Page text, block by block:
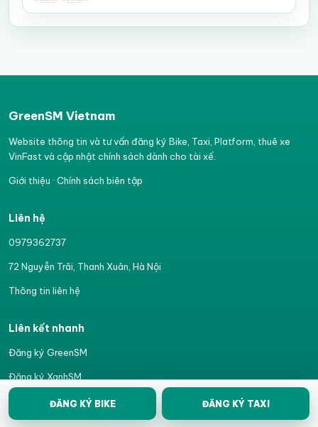
GreenSM Vietnam
Website thông tin và tư vấn đăng ký Bike, Taxi, Platform, thuê xe
VinFast và cập nhật chính sách dành cho tài xế.
Giới thiệu · Chính sách biên tập
Liên hệ
0979362737
72 Nguyễn Trãi, Thanh Xuân, Hà Nội
Thông tin liên hệ
Liên kết nhanh
Đăng ký GreenSM
Đăng ký XanhSM
Chạy XanhSM Bike
ĐĂNG KÝ BIKE ĐĂNG KÝ TAXI